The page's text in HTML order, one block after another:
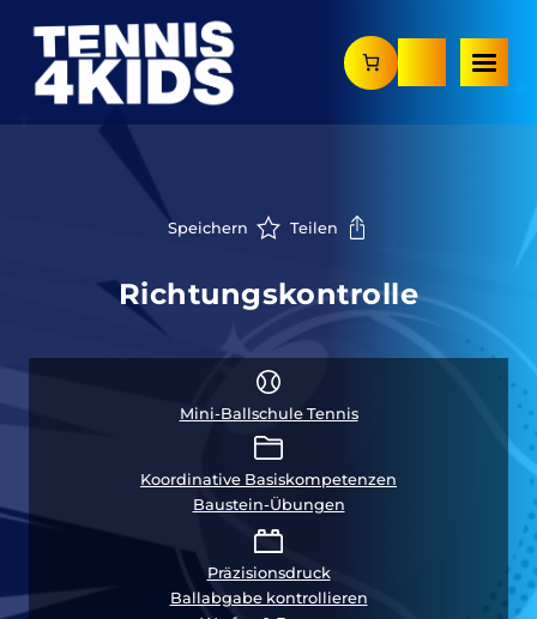
Inhalt
springen
Speichern Teilen
Richtungskontrolle
Mini-Ballschule Tennis
Koordinative Basiskompetenzen
Baustein-Übungen
Präzisionsdruck
Ballabgabe kontrollieren